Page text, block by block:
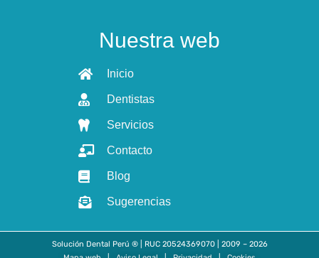
Nuestra web
Inicio
Dentistas
Servicios
Contacto
Blog
Sugerencias
Solución Dental Perú ® | RUC 20524369070 | 2009 – 2026